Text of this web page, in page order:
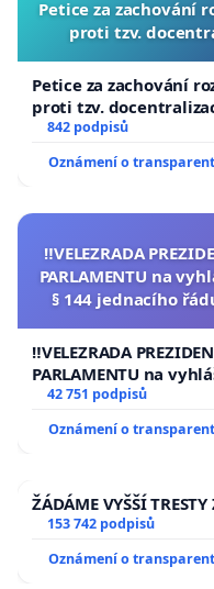
Petice za zachování
proti tzv.
Petice za zachování
proti tzv.
842 podpisů
Oznámení o
‼️VELEZRADA
PARLAMENTU na
§ 144 jednacího
‼️VELEZRADA
PARLAMENTU na
144 jednacího řádu
usnesení k podání
republiky
42 751 podpisů
Oznámení o
ŽÁDÁME VYŠŠÍ
153 742 podpisů
Oznámení o